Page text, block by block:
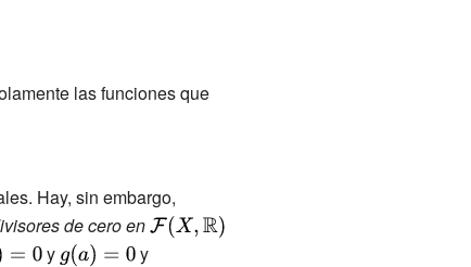
las funciones que
Hay, sin embargo,
de cero en{\displaystyle
y {\displaystyle
y